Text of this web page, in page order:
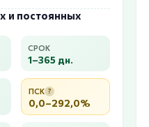
и постоянных
СРОК
1–365 дн.
ПСК ?
0,0–292,0%